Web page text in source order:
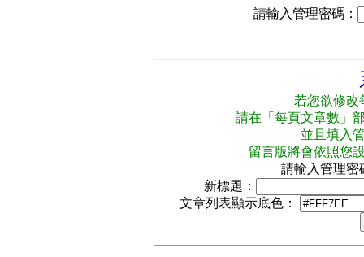
請輸入管理密碼：
若您欲修改
請在「每頁文章數」
並且填入
留言版將會依照您
請輸入管理密
新標題：
文章列表顯示底色：